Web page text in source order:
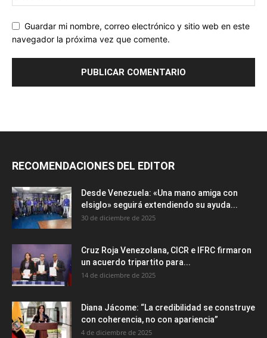
Guardar mi nombre, correo electrónico y sitio web en este
navegador la próxima vez que comente.
RECOMENDACIONES DEL EDITOR
Desde Venezuela: «Una mano amiga con
elsiglo» seguirá extendiendo su ayuda...
30 de diciembre de 2025
Cruz Roja Venezolana, CICR e IFRC firmaron
un acuerdo tripartito para...
14 de diciembre de 2025
Diana Jácome: “La credibilidad se construye
con coherencia, no con apariencia”
4 de diciembre de 2025